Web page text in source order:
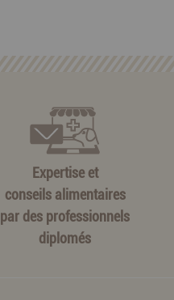
Expertise et
conseils alimentaires
par des professionnels
diplomés